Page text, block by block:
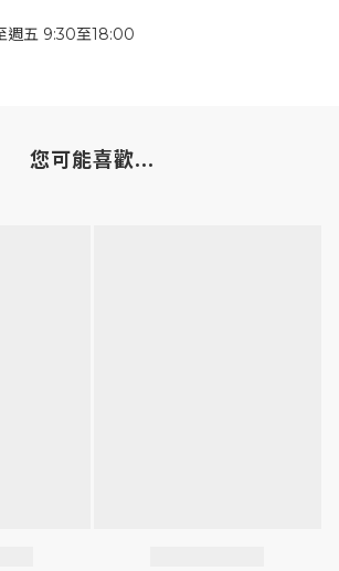
週五 9:30至18:00
您可能喜歡...